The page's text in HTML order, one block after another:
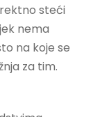
steći
nema
na koje se
za tim.